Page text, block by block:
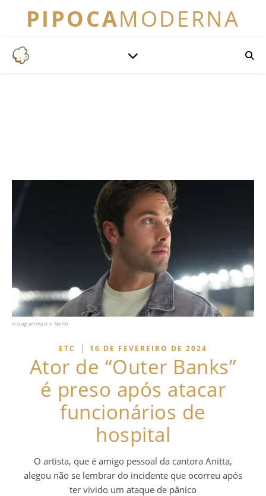
PIPOCAMODERNA
Instagram/Austin North
ETC | 16 DE FEVEREIRO DE 2024
Ator de “Outer Banks”
é preso após atacar
funcionários de
hospital
O artista, que é amigo pessoal da cantora Anitta,
alegou não se lembrar do incidente que ocorreu após
ter vivido um ataque de pânico